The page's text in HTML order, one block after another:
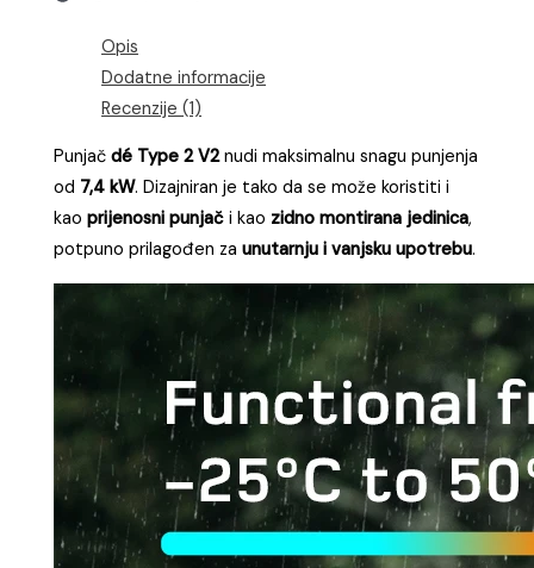
Opis
Dodatne informacije
Recenzije (1)
Punjačdé Type 2 V2nudi maksimalnu snagu punjenja
od 7,4 kW. Dizajniran je tako da se može koristiti i
kaoprijenosni punjač i kao zidno montirana jedinica,
potpuno prilagođen zaunutarnju i vanjsku upotrebu.